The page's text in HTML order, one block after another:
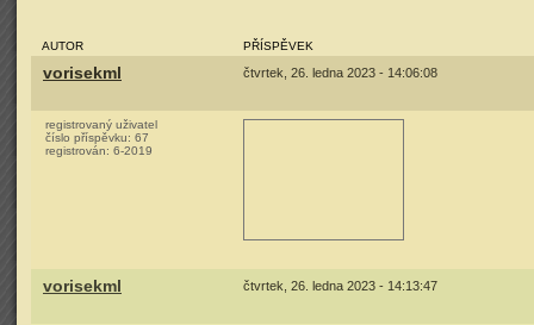
AUTOR PŘÍSPĚVEK
vorisekml čtvrtek, 26. ledna 2023 - 14:06:08
registrovaný uživatel
číslo příspěvku: 67
registrován: 6-2019
vorisekml čtvrtek, 26. ledna 2023 - 14:13:47